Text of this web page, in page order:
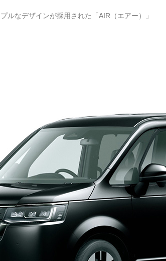
ルなデザインが採用された「AIR（エアー）」